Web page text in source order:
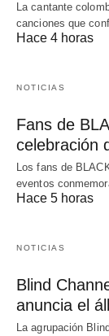
La cantante
canciones que
Hace 4 horas
NOTICIAS
Fans de
celebración
Los fans de
eventos
Hace 5 horas
NOTICIAS
Blind
anuncia el
La agrupación